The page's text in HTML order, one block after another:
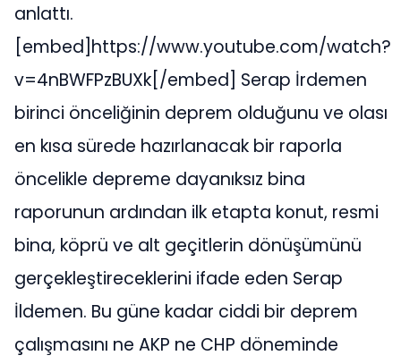
anlattı.
[embed]https://www.youtube.com/watch?
v=4nBWFPzBUXk[/embed] Serap İrdemen
birinci önceliğinin deprem olduğunu ve olası
en kısa sürede hazırlanacak bir raporla
öncelikle depreme dayanıksız bina
raporunun ardından ilk etapta konut, resmi
bina, köprü ve alt geçitlerin dönüşümünü
gerçekleştireceklerini ifade eden Serap
İldemen. Bu güne kadar ciddi bir deprem
çalışmasını ne AKP ne CHP döneminde